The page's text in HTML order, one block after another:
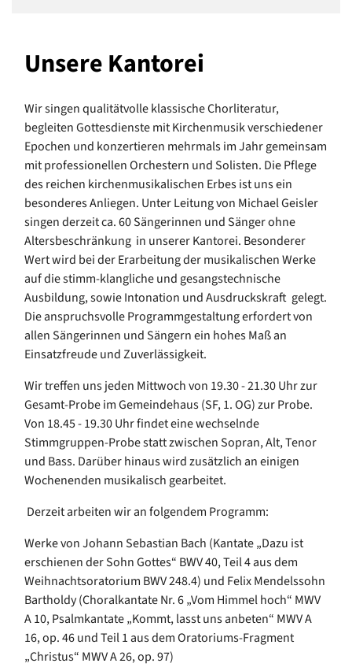
Unsere Kantorei
Wir singen qualitätvolle klassische Chorliteratur,
begleiten Gottesdienste mit Kirchenmusik verschiedener
Epochen und konzertieren mehrmals im Jahr gemeinsam
mit professionellen Orchestern und Solisten. Die Pflege
des reichen kirchenmusikalischen Erbes ist uns ein
besonderes Anliegen. Unter Leitung von Michael Geisler
singen derzeit ca. 60 Sängerinnen und Sänger ohne
Altersbeschränkung in unserer Kantorei. Besonderer
Wert wird bei der Erarbeitung der musikalischen Werke
auf die stimm-klangliche und gesangstechnische
Ausbildung, sowie Intonation und Ausdruckskraft gelegt.
Die anspruchsvolle Programmgestaltung erfordert von
allen Sängerinnen und Sängern ein hohes Maß an
Einsatzfreude und Zuverlässigkeit.
Wir treffen uns jeden Mittwoch von 19.30 - 21.30 Uhr zur
Gesamt-Probe im Gemeindehaus (SF, 1. OG) zur Probe.
Von 18.45 - 19.30 Uhr findet eine wechselnde
Stimmgruppen-Probe statt zwischen Sopran, Alt, Tenor
und Bass. Darüber hinaus wird zusätzlich an einigen
Wochenenden musikalisch gearbeitet.
Derzeit arbeiten wir an folgendem Programm:
Werke von Johann Sebastian Bach (Kantate „Dazu ist
erschienen der Sohn Gottes“ BWV 40, Teil 4 aus dem
Weihnachtsoratorium BWV 248.4) und Felix Mendelssohn
Bartholdy (Choralkantate Nr. 6 „Vom Himmel hoch“ MWV
A 10, Psalmkantate „Kommt, lasst uns anbeten“ MWV A
16, op. 46 und Teil 1 aus dem Oratoriums-Fragment
„Christus“ MWV A 26, op. 97)